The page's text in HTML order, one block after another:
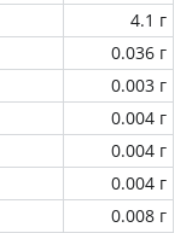
4.1 г
0.036 г
0.003 г
0.004 г
0.004 г
0.004 г
0.008 г